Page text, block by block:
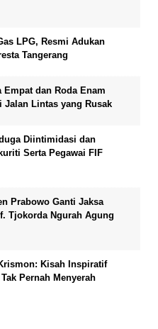
LPG, Resmi Adukan
Tangerang
dan Roda Enam
Jalan Lintas yang Rusak
Diintimidasi dan
Serta Pegawai FIF
Prabowo Ganti Jaksa
Tjokorda Ngurah Agung
Kisah Inspiratif
Pernah Menyerah